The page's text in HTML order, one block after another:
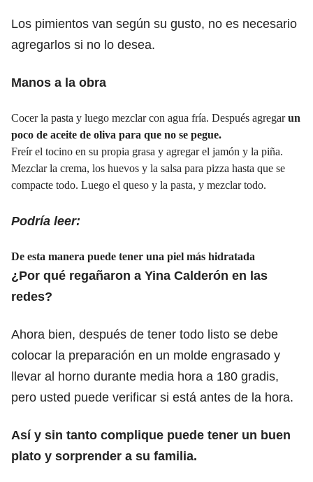
Los pimientos van según su gusto, no es necesario
agregarlos si no lo desea.
Manos a la obra
Cocer la pasta y luego mezclar con agua fría. Después agregarun
poco de aceite de oliva para que no se pegue.
Freír el tocino en su propia grasa y agregar el jamón y la piña.
Mezclar la crema, los huevos y la salsa para pizza hasta que se
compacte todo. Luego el queso y la pasta, y mezclar todo.
Podría leer:
De esta manera puede tener una piel más hidratada
¿Por qué regañaron a Yina Calderón en las
redes?
Ahora bien, después de tener todo listo se debe
colocar la preparación en un molde engrasado y
llevar al horno durante media hora a 180 gradis,
pero usted puede verificar si está antes de la hora.
Así y sin tanto complique puede tener un buen
plato y sorprender a su familia.